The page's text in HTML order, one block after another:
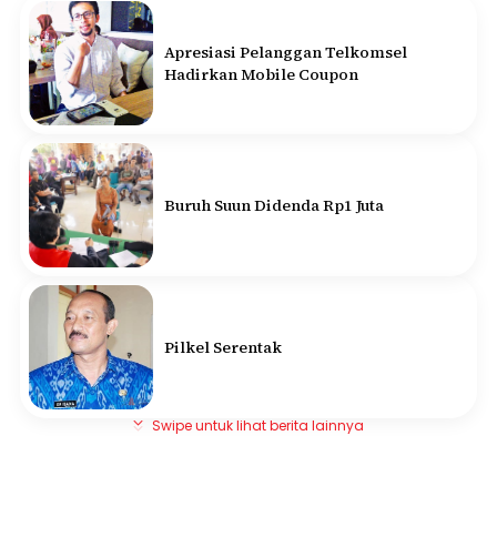
Apresiasi Pelanggan Telkomsel
Hadirkan Mobile Coupon
Buruh Suun Didenda Rp1 Juta
Pilkel Serentak
Swipe untuk lihat berita lainnya